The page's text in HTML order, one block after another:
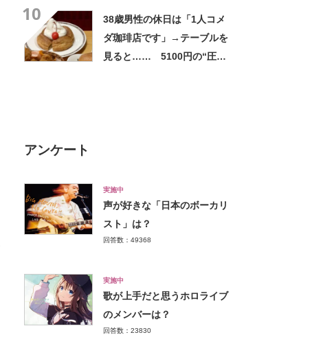
10
38歳男性の休日は「1人コメ
ダ珈琲店です」→テーブルを
見ると…… 5100円の“圧巻
アンケート
実施中
声が好きな「日本のボーカリ
スト」は？
回答数：49368
実施中
歌が上手だと思うホロライブ
のメンバーは？
回答数：23830